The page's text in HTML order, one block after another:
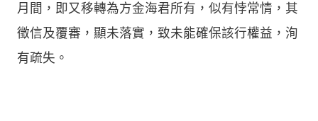
月間，即又移轉為方金海君所有，似有悖常情，其
徵信及覆審，顯未落實，致未能確保該行權益，洵
有疏失。